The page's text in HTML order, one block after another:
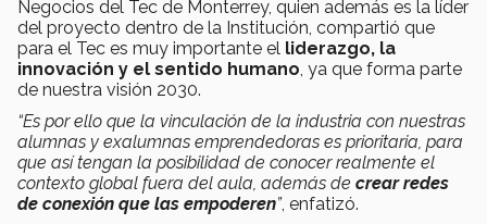
Negocios del Tec de Monterrey, quien además es la líder
del proyecto dentro de la Institución, compartió que
para el Tec es muy importante el liderazgo, la
innovación y el sentido humano, ya que forma parte
de nuestra visión 2030.
“Es por ello que la vinculación de la industria con nuestras
alumnas y exalumnas emprendedoras es prioritaria, para
que así tengan la posibilidad de conocer realmente el
contexto global fuera del aula, además de crear redes
de conexión que las empoderen”, enfatizó.